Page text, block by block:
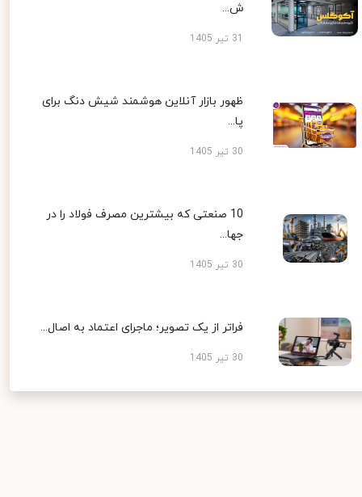
ش...
ظهور بازار آنلاین هوشمند شیش دنگ برای
پا...
30 تیر 1405
10 صنعتی که بیشترین مصرف فولاد را در
جها...
30 تیر 1405
فراتر از یک تصویر؛ ماجرای اعتماد به اصال...
30 تیر 1405